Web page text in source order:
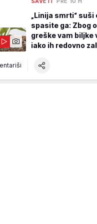
„Linija smrti“ suši
spasite ga: Zbog
greške vam biljke
iako ih redovno